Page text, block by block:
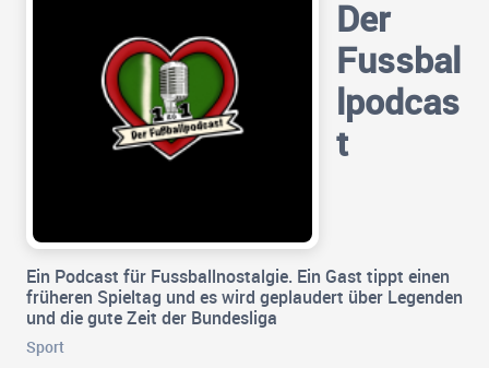
Der
Fussbal
lpodcas
t
Ein Podcast für Fussballnostalgie. Ein Gast tippt einen
früheren Spieltag und es wird geplaudert über Legenden
und die gute Zeit der Bundesliga
Sport